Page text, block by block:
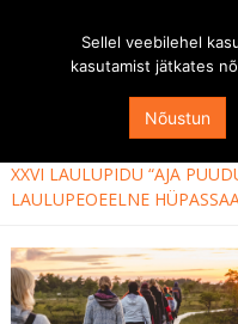
HOOAEG 2013/2014
XXVI LAULUPIDU “AJA
LAULUPEOEELNE
Sellel veebilehel
kasutamist jätkates
Nõustun